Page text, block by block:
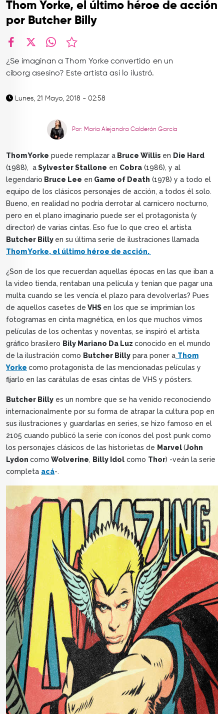
TOP
QUIÉNES SOMOS
CONTACTO
Thom Yorke, el último héroe de acción
por Butcher Billy
¿Se imaginan a Thom Yorke convertido en un
ciborg asesino? Este artista así lo ilustró.
Lunes, 21 Mayo, 2018 - 02:58
Por: María Alejandra Calderón García
Thom Yorke puede remplazar a Bruce Willis en Die Hard
(1988), aSylvester Stallone en Cobra (1986), y al
legendario Bruce Lee en Game of Death (1978) y a todo el
equipo de los clásicos personajes de acción, a todos él solo.
Bueno, en realidad no podría derrotar al carnicero nocturno,
pero en el plano imaginario puede ser el protagonista (y
director) de varias cintas. Eso fue lo que creo el artista
Butcher Billy en su última serie de ilustraciones llamada
Thom Yorke, el último héroe de acción.
¿Son de los que recuerdan aquellas épocas en las que iban a
la video tienda, rentaban una película y tenían que pagar una
multa cuando se les vencía el plazo para devolverlas? Pues
de aquellos casetes de VHS en los que se imprimían los
fotogramas en cinta magnética, en los que muchos vimos
películas de los ochentas y noventas, se inspiró el artista
gráfico brasilero Bily Mariano Da Luz conocido en el mundo
de la ilustración como Butcher Billy para poner a Thom
Yorke como protagonista de las mencionadas películas y
fijarlo en las carátulas de esas cintas de VHS y pósters.
Butcher Billy es un nombre que se ha venido reconociendo
internacionalmente por su forma de atrapar la cultura pop en
sus ilustraciones y guardarlas en series, se hizo famoso en el
2105 cuando publicó la serie con íconos del post punk como
los personajes clásicos de las historietas de Marvel(John
Lydon como Wolverine, Billy Idol como Thor) -veán la serie
completa acá-.